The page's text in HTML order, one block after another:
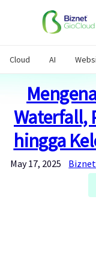
Cloud AI
Waterfall,
hingga
May 17, 2025